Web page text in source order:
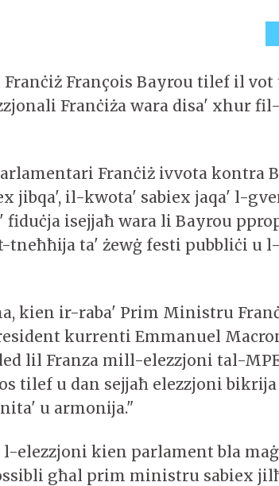
François Bayrou tilef il vot
Franċiża wara disa' xhur
Franċiż ivvota kontra
jibqa', il-kwota' sabiex jaqa' l-
fiduċja isejjaħ wara li Bayrou
tneħħija ta' żewġ festi pubbliċi u
kien ir-raba' Prim Ministru
kurrenti Emmanuel
lil Franza mill-elezzjoni tal-
tilef u dan sejjaħ elezzjoni
u armonija."
elezzjoni kien parlament bla
għal prim ministru sabiex